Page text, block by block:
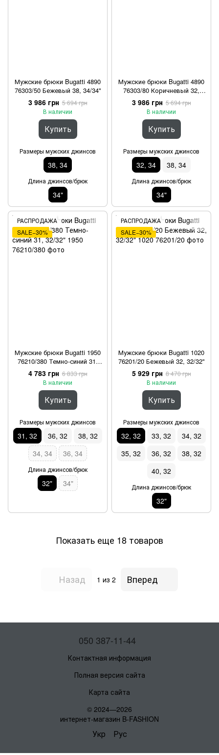
Мужские брюки Bugatti 4890
76303/50 Бежевый 38, 34/34"
3 986 грн 5 694 грн
В наличии
Купить
Размеры мужских джинсов
38, 34
Длина джинсов/брюк
34"
Мужские брюки Bugatti 4890
76303/80 Коричневый 32,
34/34"
3 986 грн 5 694 грн
В наличии
Купить
Размеры мужских джинсов
32, 34 38, 34
Длина джинсов/брюк
34"
РАСПРОДАЖА
SALE−30%
Мужские брюки Bugatti 1950
76210/380 Темно-синий 31,
32/32"
4 783 грн 6 833 грн
В наличии
Купить
Размеры мужских джинсов
31, 32 36, 32
38, 32
34, 34
36, 34
Длина джинсов/брюк
32" 34"
РАСПРОДАЖА
SALE−30%
Мужские брюки Bugatti 1020
76201/20 Бежевый 32, 32/32"
5 929 грн 8 470 грн
В наличии
Купить
Размеры мужских джинсов
32, 32 33, 32
34, 32
35, 32
36, 32
38, 32
40, 32
Длина джинсов/брюк
32"
Показать еще 18 товаров
Назад 1 из 2 Вперед
050 387-11-44
Контактная информация
Полная версия сайта
Карта сайта
© 2024—2026
интернет-магазин B-FASHION
Укр Рус